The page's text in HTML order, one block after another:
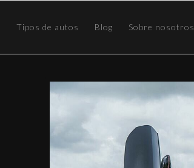
Tipos de autos Blog Sobre nosotros